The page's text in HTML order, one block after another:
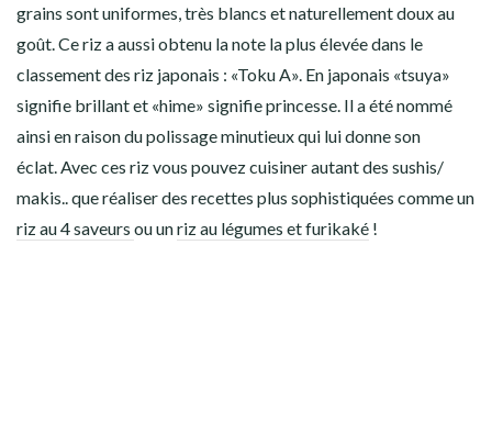
grains sont uniformes, très blancs et naturellement doux au
goût. Ce riz a aussi obtenu la note la plus élevée dans le
classement des riz japonais : «Toku A». En japonais «tsuya»
signifie brillant et «hime» signifie princesse. Il a été nommé
ainsi en raison du polissage minutieux qui lui donne son
éclat. Avec ces riz vous pouvez cuisiner autant des sushis/
makis.. que réaliser des recettes plus sophistiquées comme un
riz au 4 saveurs ou unriz au légumes et furikaké !